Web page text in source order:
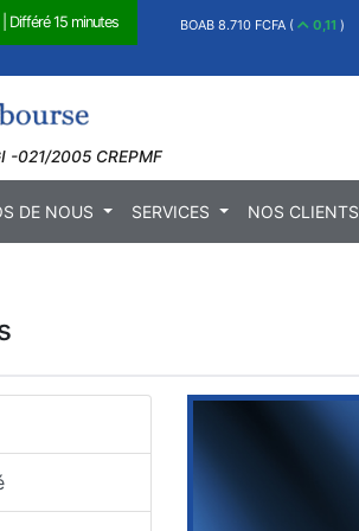
Différé 15 minutes
8.710 FCFA ( 0,11 BICC 29.100 FCFA ( 0,34
-021/2005 CREPMF
DE NOUS SERVICES NOS CLIENTS